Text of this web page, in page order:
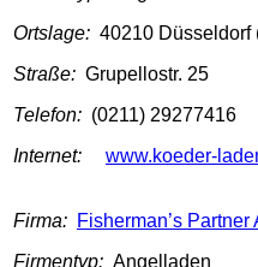
Ortslage: 40210 Düsseldorf
Straße: Grupellostr. 25
Telefon: (0211) 29277416
Internet:
www.koeder-
Firma: Fisherman’s
Firmentyp: Angelladen